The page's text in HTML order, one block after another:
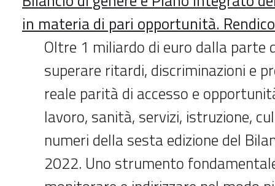
in materia di pari opportunità.
Oltre 1 miliardo di euro dalla parte
superare ritardi, discriminazioni e
reale parità di accesso e
lavoro, sanità, servizi, istruzione,
numeri della sesta edizione del
2022. Uno strumento